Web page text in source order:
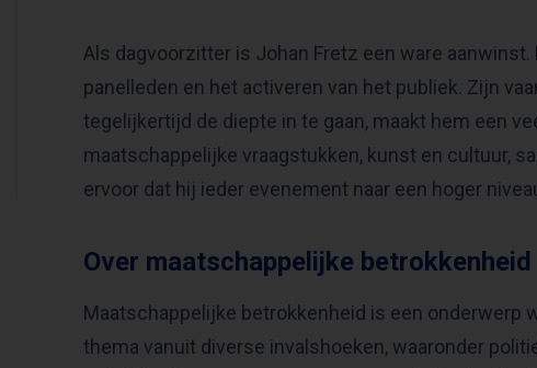
Als dagvoorzitter is Johan Fretz een ware
panelleden en het activeren van het publiek. Zijn
tegelijkertijd de diepte in te gaan, maakt hem een
maatschappelijke vraagstukken, kunst en cultuur,
ervoor dat hij ieder evenement naar een hoger
Over maatschappelijke betrokkenheid
Maatschappelijke betrokkenheid is een onderwerp
thema vanuit diverse invalshoeken, waaronder